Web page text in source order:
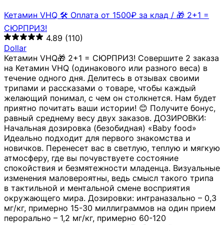
Кетамин VHQ 🛠 Оплата от 1500₽ за клад / 🎁 2+1 =
СЮРПРИЗ!
4.89 (110)
Dollar
Кетамин VHQ🎁 2+1 = СЮРПРИЗ! Совершите 2 заказа
на Кетамин VHQ (одинакового или разного веса) в
течение одного дня. Делитесь в отзывах своими
трипами и рассказами о товаре, чтобы каждый
желающий понимал, с чем он столкнется. Нам будет
приятно почитать ваши истории! 😊 Получите бонус,
равный среднему весу двух заказов. ДОЗИРОВКИ:
Начальная дозировка (безобидная) «Baby food»
Идеально подходит для первого знакомства и
новичков. Перенесет вас в светлую, теплую и мягкую
атмосферу, где вы почувствуете состояние
спокойствия и безмятежности младенца. Визуальные
изменения маловероятны, ведь смысл такого трипа
в тактильной и ментальной смене восприятия
окружающего мира. Дозировки: интраназально – 0,3
мг/кг, примерно 15-30 миллиграммов на один прием
перорально – 1,2 мг/кг, примерно 60-120